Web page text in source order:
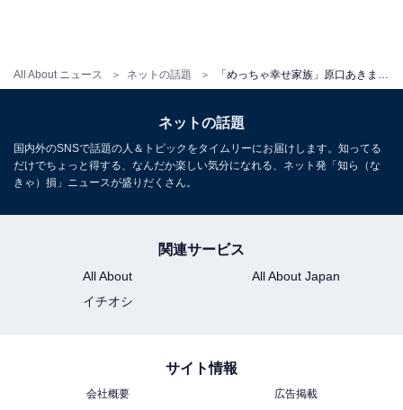
All About ニュース ネットの話題 「めっちゃ幸せ家族」原口あきまさ、美人妻の誕生日に家族ショット！ 「嫁ちゃん美しい」「お綺麗」
ネットの話題
国内外のSNSで話題の人＆トピックをタイムリーにお届けします。知ってる
だけでちょっと得する、なんだか楽しい気分になれる、ネット発「知ら（な
きゃ）損」ニュースが盛りだくさん。
関連サービス
All About
All About Japan
イチオシ
サイト情報
会社概要
広告掲載